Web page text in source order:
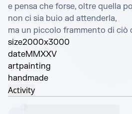
e pensa che forse, oltre quella
non ci sia buio ad attenderla,
ma un piccolo frammento di ciò
size2000x3000
dateMMXXV
artpainting
handmade
Activity